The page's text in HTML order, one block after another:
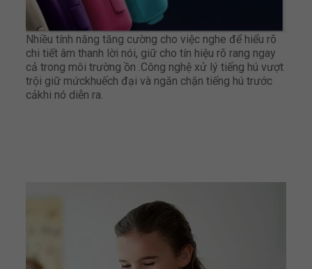
Nhiều tính năng tăng cường cho việc nghe để hiểu rõ
chi tiết âm thanh lời nói, giữ cho tín hiệu rõ rang ngay
cả trong môi trường ồn .Công nghệ xử lý tiếng hú vượt
trội giữ mứckhuếch đại và ngăn chặn tiếng hú trước
cảkhi nó diễn ra.